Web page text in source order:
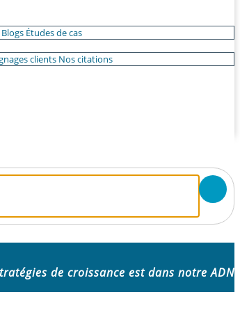
Blogs Études de cas
clients Nos citations
de croissance est dans notre ADN